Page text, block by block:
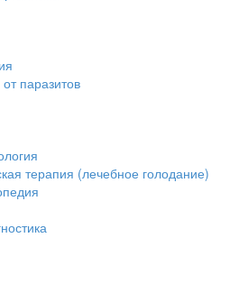
паразитов
терапия (лечебное голодание)